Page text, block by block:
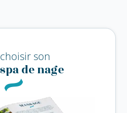
son
de nage